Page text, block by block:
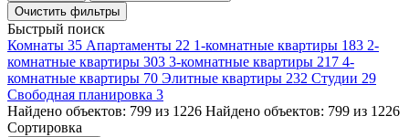
Очистить фильтры
Быстрый поиск
Комнаты 35 Апартаменты 22 1-комнатные квартиры 183 2-
комнатные квартиры 303 3-комнатные квартиры 217 4-
комнатные квартиры 70 Элитные квартиры 232 Студии 29
Свободная планировка 3
Найдено объектов: 799 из 1226 Найдено объектов: 799 из 1226
Сортировка